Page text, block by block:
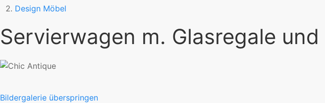
Design Möbel
Servierwagen m. Glasregale
Bildergalerie überspringen